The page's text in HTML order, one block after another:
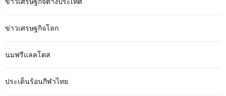
ข่าวเศรษฐกิจโลก
นมฟรีแลคโตส
ประเด็นร้อนกีฬาไทย